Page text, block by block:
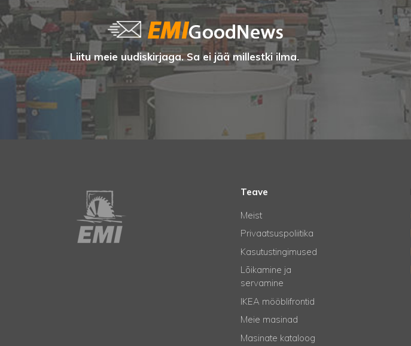
Liitu meie uudiskirjaga. Sa ei jää millestki ilma.
Teave
Meist
Privaatsuspoliitika
Kasutustingimused
Lõikamine ja
servamine
IKEA mööblifrontid
Meie masinad
Masinate kataloog